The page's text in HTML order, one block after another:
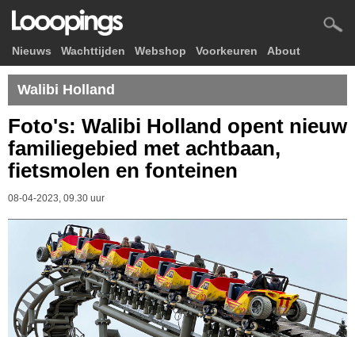
Nieuws Wachttijden Webshop Voorkeuren About
Walibi Holland
Foto's: Walibi Holland opent nieuw
familiegebied met achtbaan,
fietsmolen en fonteinen
08-04-2023, 09.30 uur